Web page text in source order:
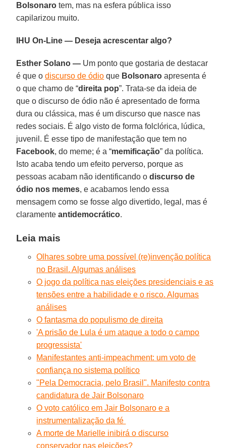
Bolsonaro tem, mas na esfera pública isso
capilarizou muito.
IHU On-Line — Deseja acrescentar algo?
Esther Solano — Um ponto que gostaria de destacar
é que odiscurso de ódio que Bolsonaro apresenta é
o que chamo de “direita pop”. Trata-se da ideia de
que o discurso de ódio não é apresentado de forma
dura ou clássica, mas é um discurso que nasce nas
redes sociais. É algo visto de forma folclórica, lúdica,
juvenil. É esse tipo de manifestação que tem no
Facebook, do meme; é a “memificação” da política.
Isto acaba tendo um efeito perverso, porque as
pessoas acabam não identificando odiscurso de
ódio nos memes, e acabamos lendo essa
mensagem como se fosse algo divertido, legal, mas é
claramenteantidemocrático.
Leia mais
Olhares sobre uma possível (re)invenção política
no Brasil. Algumas análises
O jogo da política nas eleições presidenciais e as
tensões entre a habilidade e o risco. Algumas
análises
O fantasma do populismo de direita
'A prisão de Lula é um ataque a todo o campo
progressista'
Manifestantes anti-impeachment: um voto de
confiança no sistema político
"Pela Democracia, pelo Brasil". Manifesto contra
candidatura de Jair Bolsonaro
O voto católico em Jair Bolsonaro e a
instrumentalização da fé
A morte de Marielle inibirá o discurso
conservador nas eleições?